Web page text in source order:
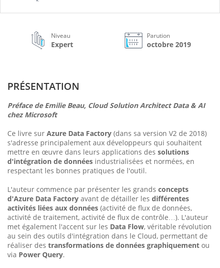
Niveau
Expert
Parution
octobre 2019
PRÉSENTATION
Préface de Emilie Beau, Cloud Solution Architect Data & AI
chez Microsoft
Ce livre sur Azure Data Factory (dans sa version V2 de 2018)
s'adresse principalement aux développeurs qui souhaitent
mettre en œuvre dans leurs applications des solutions
d'intégration de données industrialisées et normées, en
respectant les bonnes pratiques de l'outil.
L'auteur commence par présenter les grands concepts
d'Azure Data Factory avant de détailler les différentes
activités liées aux données (activité de flux de données,
activité de traitement, activité de flux de contrôle…). L'auteur
met également l'accent sur les Data Flow, véritable révolution
au sein des outils d'intégration dans le Cloud, permettant de
réaliser des transformations de données graphiquement ou
via Power Query.